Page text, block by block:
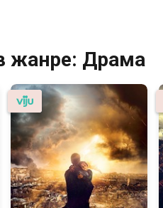
жанре: Драма